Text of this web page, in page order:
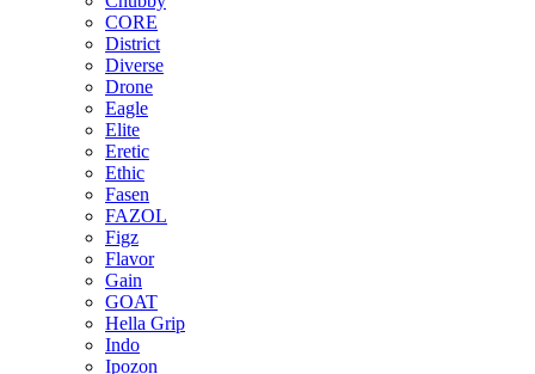
CORE
District
Diverse
Drone
Eagle
Elite
Eretic
Ethic
Fasen
FAZOL
Figz
Flavor
Gain
GOAT
Hella Grip
Indo
Ipozon